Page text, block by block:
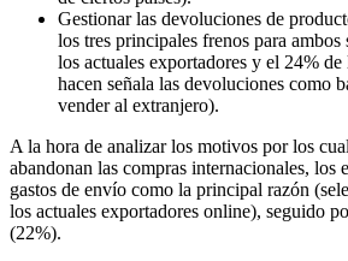
Gestionar las devoluciones de
los tres principales frenos para ambos
los actuales exportadores y el 24%
hacen señala las devoluciones como
vender al extranjero).
A la hora de analizar los motivos por los
abandonan las compras internacionales, los
gastos de envío como la principal razón
los actuales exportadores online), seguido
(22%).